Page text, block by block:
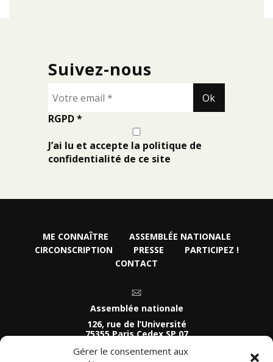
Gérer le consentement aux
Suivez-nous
RGPD*
J’ai lu et accepte la politique de
confidentialité de ce site
ME CONNAÎTRE
ASSEMBLÉE NATIONALE
CIRCONSCRIPTION
PRESSE
PARTICIPEZ !
CONTACT
Assemblée nationale
126, rue de l’Université
75355 Paris Cedex SP 07
01 40 63 74 81